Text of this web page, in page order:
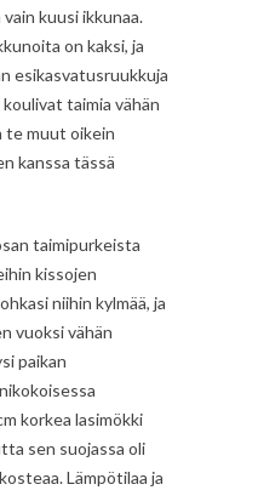
kuusi ikkunaa.
on kaksi, ja
esikasvatusruukkuja
taimia vähän
te muut oikein
kanssa tässä
taimipurkeista
kissojen
niihin kylmää, ja
vuoksi vähän
paikan
korkea lasimökki
sen suojassa oli
Lämpötilaa ja